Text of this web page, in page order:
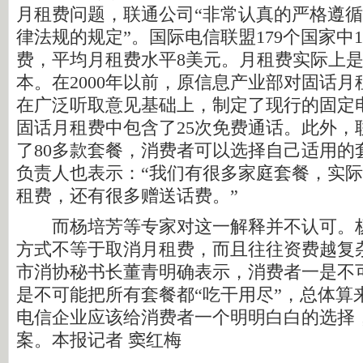
月租费问题，联通公司“非常认真的严格遵
律法规的规定”。国际电信联盟179个国家中
费，平均月租费水平8美元。月租费实际上
本。在2000年以前，原信息产业部对固话
在广泛听取意见基础上，制定了现行的固定
固话月租费中包含了25次免费通话。此外
了80多款套餐，消费者可以选择自己适用
负责人也表示：“我们有很多家庭套餐，实
租费，还有很多赠送话费。”
而杨培芳等专家对这一解释并不认可。
方式不等于取消月租费，而且往往资费越复
市消协秘书长董青明确表示，消费者一是不
是不可能把所有套餐都“吃干用尽”，总体算
电信企业应该给消费者一个明明白白的选择
案。本报记者 窦红梅